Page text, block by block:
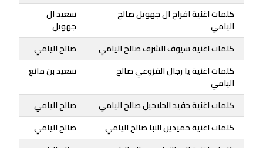
كلمات اغنية افراح ال جهويل صالح
اليامي
سعيد ال
جهويل
كلمات اغنية سيوف الشرف صالح اليامي
صالح اليامي
كلمات اغنية يا رجال القزوعي صالح
اليامي
سعيد بن مانع
كلمات اغنية حفيد الحلاحيل صالح اليامي
صالح اليامي
كلمات اغنية حميدين النبا صالح اليامي
صالح اليامي